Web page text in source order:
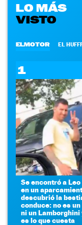
LO MÁS
VISTO
ELMOTOR EL
1
Se encontró a
en un
descubrió la
conduce: no es
ni un Lamborghini
es lo que cuesta